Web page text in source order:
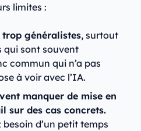
limites :
trop généralistes, surtout
qui sont souvent
commun qui n’a pas
à voir avec l’IA.
manquer de mise en
sur des cas concrets.
d’un petit temps